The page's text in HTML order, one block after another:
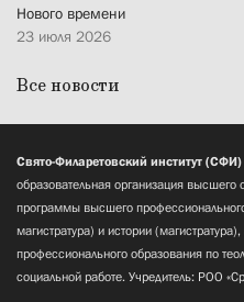
Нового времени
23 июля 2026
Все новости
Свято-Филаретовский институт (СФИ)
образовательная организация высшего
программы высшего
магистратура) и истории
профессионального образования по
социальной работе. Учредитель: РОО